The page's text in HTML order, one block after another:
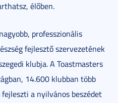
élőben.
professzionális
fejlesztő szervezetének
klubja. A Toastmasters
14.600 klubban több
a nyilvános beszédet